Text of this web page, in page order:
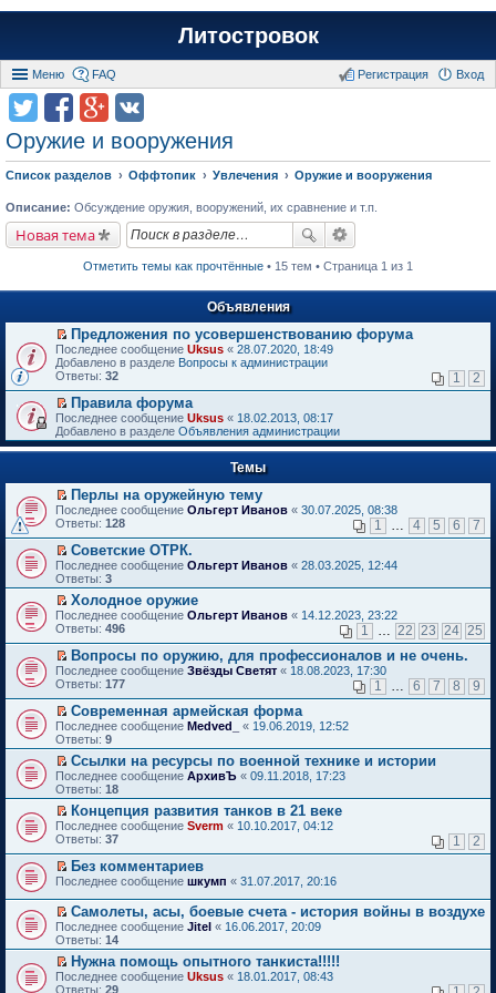
Литостровок
Меню FAQ Вход
Регистрация
Оружие и вооружения
Список разделов Оффтопик Увлечения Оружие и вооружения
Описание: Обсуждение оружия, вооружений, их сравнение и т.п.
Новая тема
Отметить темы как прочтённые • 15 тем • Страница 1 из 1
Объявления
П
е
р
й
т
и
к
п
в
о
м
у
н
е
п
р
о
ч
и
а
н
н
о
м
у
с
о
о
б
щ
е
н
и
ю
Предложения по усовершенствованию форума
Последнее сообщение Uksus « 28.07.2020, 18:49
Добавлено в разделе Вопросы к администрации
Ответы: 32 1 2
П
е
р
е
т
и
к
п
р
в
о
м
у
н
е
п
р
о
ч
т
а
н
н
о
м
у
с
о
о
б
щ
е
н
ю
Правила форума
Последнее сообщение Uksus « 18.02.2013, 08:17
Добавлено в разделе Объявления администрации
Темы
П
е
е
й
т
и
к
п
е
в
о
м
у
н
е
п
р
о
ч
и
т
а
н
н
о
м
у
о
о
б
щ
е
н
и
Перлы на оружейную тему
Последнее сообщение Ольгерт Иванов « 30.07.2025, 08:38
Ответы: 128 1 4 5 6 7
П
е
р
е
й
т
и
п
е
в
о
м
у
н
е
п
р
о
ч
и
т
а
н
о
м
у
с
о
о
б
Советские ОТРК.
Последнее сообщение Ольгерт Иванов « 28.03.2025, 12:44
Ответы: 3
П
е
е
й
т
и
к
п
е
р
в
о
м
у
н
е
п
р
о
ч
т
а
н
н
о
м
у
Холодное оружие
Последнее сообщение Ольгерт Иванов « 14.12.2023, 23:22
Ответы: 496 1 22 23 24 25
П
е
е
й
т
и
к
п
е
р
в
о
м
у
н
е
р
о
ч
и
т
а
н
Вопросы по оружию, для профессионалов и не очень.
Последнее сообщение Звёзды Светят « 18.08.2023, 17:30
Ответы: 177 1 6 7 8 9
П
е
р
е
й
т
и
к
п
е
р
в
о
у
н
е
п
р
о
ч
Современная армейская форма
Последнее сообщение Medved_ « 19.06.2019, 12:52
Ответы: 9
П
е
р
е
й
т
и
п
р
в
о
м
у
н
е
Ссылки на ресурсы по военной технике и истории
Последнее сообщение АрхивЪ « 09.11.2018, 17:23
Ответы: 18
П
е
е
й
т
и
к
п
е
р
в
о
Концепция развития танков в 21 веке
Последнее сообщение Sverm « 10.10.2017, 04:12
Ответы: 37 1 2
П
р
е
й
т
и
к
п
Без комментариев
Последнее сообщение шкумп « 31.07.2017, 20:16
П
е
р
е
й
т
Самолеты, асы, боевые счета - история войны в воздухе
Последнее сообщение Jitel « 16.06.2017, 20:09
Ответы: 14
П
е
Нужна помощь опытного танкиста!!!!!
Последнее сообщение Uksus « 18.01.2017, 08:43
Ответы: 29